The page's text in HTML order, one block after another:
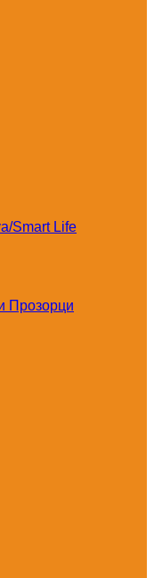
Smart Life
Прозорци